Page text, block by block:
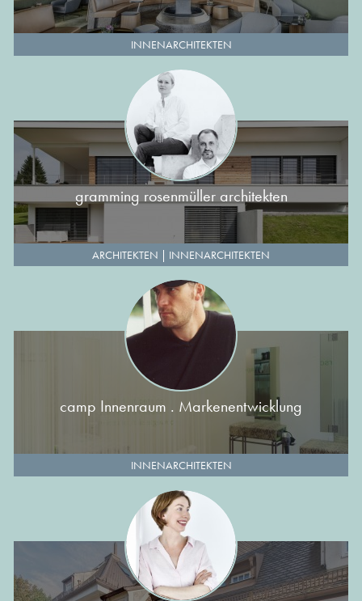
INNENARCHITEKTEN
gramming rosenmüller architekten
ARCHITEKTEN | INNENARCHITEKTEN
camp Innenraum . Markenentwicklung
INNENARCHITEKTEN